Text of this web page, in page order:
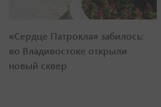
«Сердце Патрокла» забилось:
во Владивостоке открыли
новый сквер